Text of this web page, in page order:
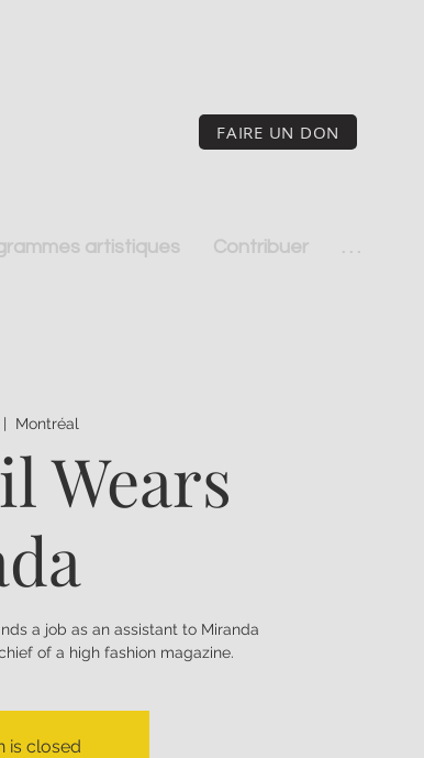
FAIRE UN DON
artistiques Contribuer . . .
Montréal
Wears
a job as an assistant to Miranda
of a high fashion magazine.
is closed